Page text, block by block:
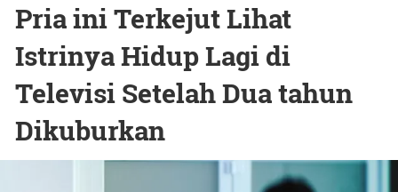
Pria ini Terkejut Lihat
Istrinya Hidup Lagi di
Televisi Setelah Dua tahun
Dikuburkan